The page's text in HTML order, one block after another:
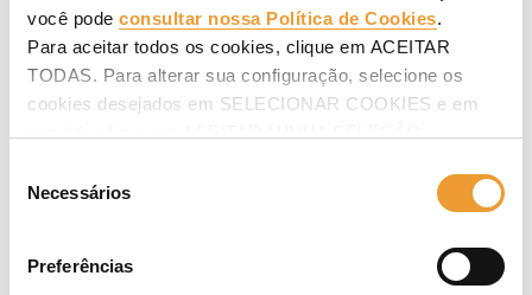
você pode consultar nossa Política de Cookies.
Para aceitar todos os cookies, clique em ACEITAR
TODAS. Para alterar sua configuração, selecione os
cookies desejados em SELECIONAR COOKIES e em
Necessários
Preferências
Último cargo desempenhado
Nível de educação*